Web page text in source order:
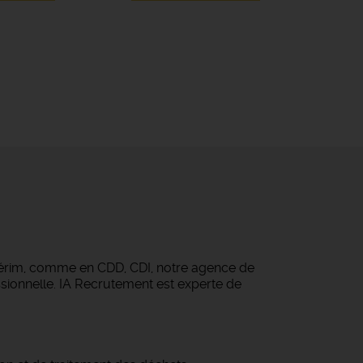
comme en CDD, CDI, notre agence de
IA Recrutement est experte de